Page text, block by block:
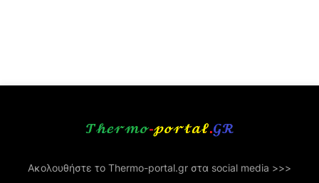
Ακολουθήστε το Thermo-portal.gr στα social media >>>